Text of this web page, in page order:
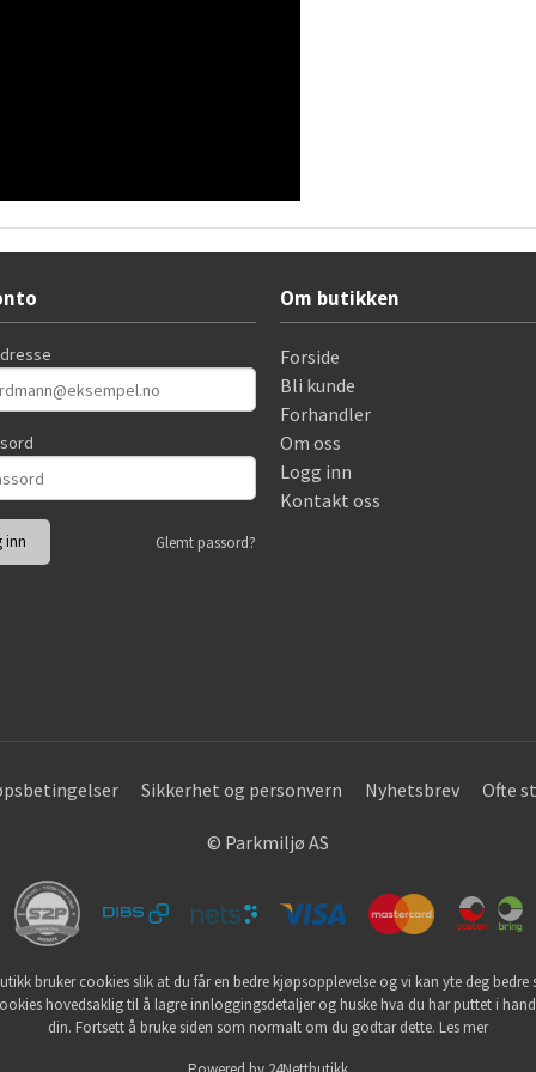
Glemt passord?
Om butikken
Forside
Bli kunde
Forhandler
Om oss
Logg inn
Kontakt oss
Sikkerhet og personvern Nyhetsbrev Ofte
© Parkmiljø AS
bruker cookies slik at du får en bedre kjøpsopplevelse og vi kan yte deg bedre
hovedsaklig til å lagre innloggingsdetaljer og huske hva du har puttet i
din. Fortsett å bruke siden som normalt om du godtar dette. Les mer